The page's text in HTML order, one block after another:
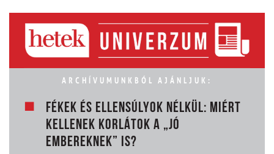
ARCHÍVUMUNKBÓL AJÁNLJUK:
FÉKEK ÉS ELLENSÚLYOK NÉLKÜL: MIÉRT
KELLENEK KORLÁTOK A „JÓ
EMBEREKNEK” IS?